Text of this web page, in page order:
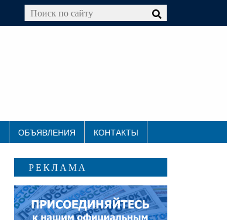
ОБЪЯВЛЕНИЯ КОНТАКТЫ
РЕКЛАМА